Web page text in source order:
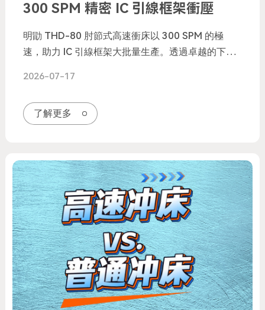
300 SPM 精密 IC 引線框架衝壓
明勖 THD-80 肘節式高速衝床以 300 SPM 的極
速，助力 IC 引線框架大批量生產。透過卓越的下死
力。
2026-07-17
了解更多